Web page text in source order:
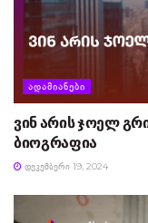
ᲐᲓᲐᲛᲘᲐᲜᲔᲑᲘ
ვინ არის ჯოელ
ბიოგრაფია
ᲓᲔᲙᲔᲛᲑᲔᲠᲘ 19, 2024